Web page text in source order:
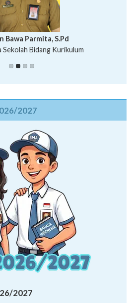
Suhartana, S.Pd.
Bawa Parmita, S.Pd
Sekolah Bidang Kurikulum
Aditya Pratita, S.Pd., M.Sn
Nopi Sutantri, S.Pd.
2027
2027